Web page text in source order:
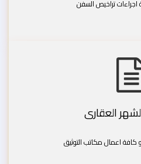
اجراءات تراخيص السفن
العقارى
كافة اعمال مكاتب التوثيق